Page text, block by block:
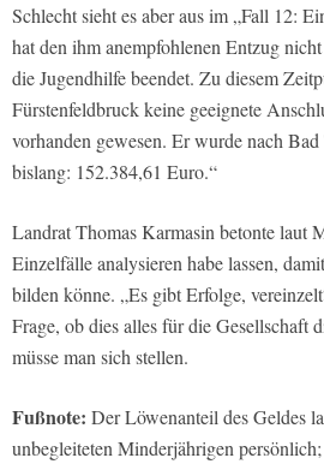
Schlecht sieht es aber aus im „Fall 12:
hat den ihm anempfohlenen Entzug
die Jugendhilfe beendet. Zu diesem
Fürstenfeldbruck keine geeignete
vorhanden gewesen. Er wurde nach
bislang: 152.384,61 Euro.“
Landrat Thomas Karmasin betonte laut
Einzelfälle analysieren habe lassen,
bilden könne. „Es gibt Erfolge,
Frage, ob dies alles für die Gesellschaft
müsse man sich stellen.
Fußnote: Der Löwenanteil des Geldes
unbegleiteten Minderjährigen